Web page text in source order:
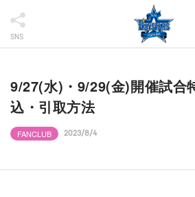
SNS
9/27(水)・9/29(金)開催試合
込・引取方法
FANCLUB 2023/8/4